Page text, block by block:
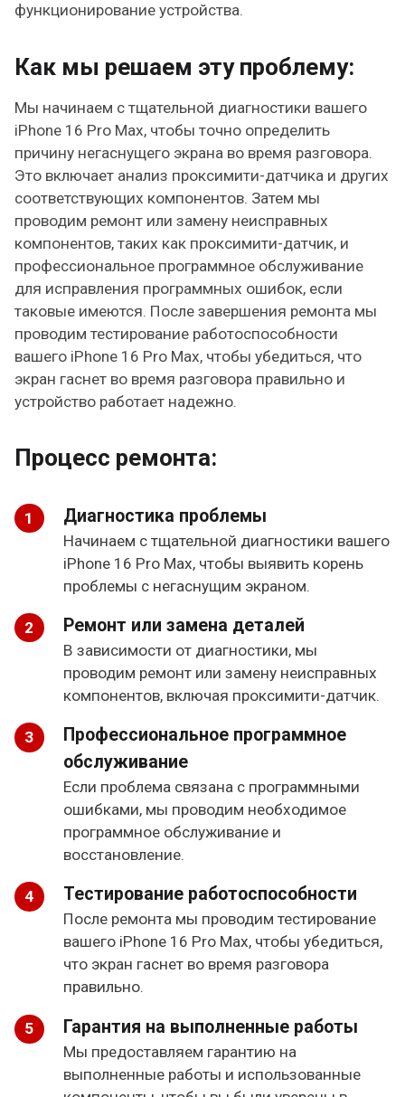
функционирование устройства.
Как мы решаем эту проблему:
Мы начинаем с тщательной диагностики вашего
iPhone 16 Pro Max, чтобы точно определить
причину негаснущего экрана во время разговора.
Это включает анализ проксимити-датчика и других
соответствующих компонентов. Затем мы
проводим ремонт или замену неисправных
компонентов, таких как проксимити-датчик, и
профессиональное программное обслуживание
для исправления программных ошибок, если
таковые имеются. После завершения ремонта мы
проводим тестирование работоспособности
вашего iPhone 16 Pro Max, чтобы убедиться, что
экран гаснет во время разговора правильно и
устройство работает надежно.
Процесс ремонта:
Диагностика проблемы
Начинаем с тщательной диагностики вашего
iPhone 16 Pro Max, чтобы выявить корень
проблемы с негаснущим экраном.
Ремонт или замена деталей
В зависимости от диагностики, мы
проводим ремонт или замену неисправных
компонентов, включая проксимити-датчик.
Профессиональное программное
обслуживание
Если проблема связана с программными
ошибками, мы проводим необходимое
программное обслуживание и
восстановление.
Тестирование работоспособности
После ремонта мы проводим тестирование
вашего iPhone 16 Pro Max, чтобы убедиться,
что экран гаснет во время разговора
правильно.
Гарантия на выполненные работы
Мы предоставляем гарантию на
выполненные работы и использованные